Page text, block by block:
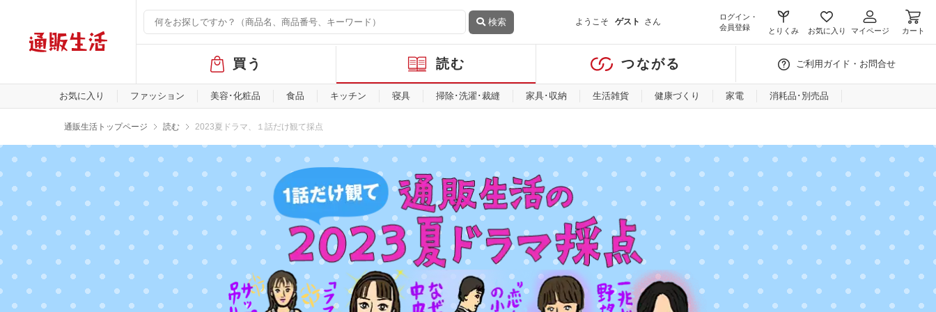
検索 ようこそ ゲスト さん
ログイン・
会員登録
とりくみ お気に入り マイページ カート
バ
ル
メ
買う 読む つながる ご利用ガイド・お問合せ
お気に入り ファッション 美容･化粧品 食品 キッチン 寝具 掃除･洗濯･裁縫 家具･収納 生活雑貨 健康づくり 家電 消耗品･別売品
通販生活トップページ 読む 2023夏ドラマ、１話だけ観て採点